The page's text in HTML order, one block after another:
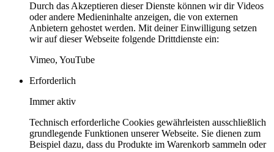
Durch das Akzeptieren dieser Dienste können wir dir Videos
oder andere Medieninhalte anzeigen, die von externen
Anbietern gehostet werden. Mit deiner Einwilligung setzen
wir auf dieser Webseite folgende Drittdienste ein:
Vimeo, YouTube
Erforderlich
Immer aktiv
Technisch erforderliche Cookies gewährleisten ausschließlich
grundlegende Funktionen unserer Webseite. Sie dienen zum
Beispiel dazu, dass du Produkte im Warenkorb sammeln oder